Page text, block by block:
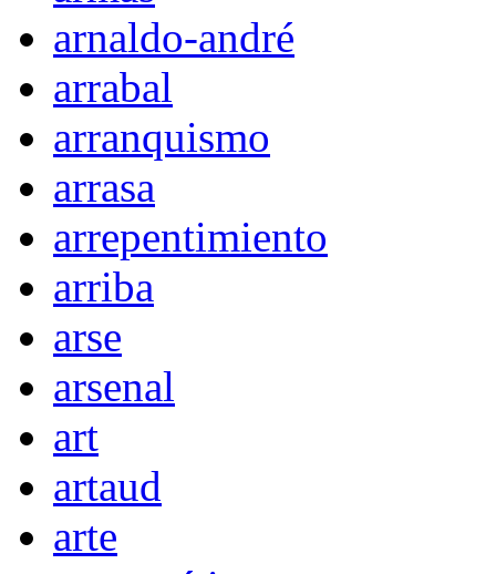
arnaldo-andré
arrabal
arranquismo
arrasa
arrepentimiento
arriba
arse
arsenal
art
artaud
arte